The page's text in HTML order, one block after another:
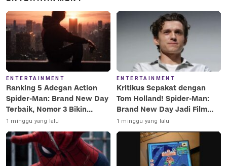
ENTERTAINMENT
Ranking 5 Adegan Action
Spider-Man: Brand New Day
Terbaik, Nomor 3 Bikin
Terkesima!
1 minggu yang lalu
ENTERTAINMENT
Kritikus Sepakat dengan
Tom Holland! Spider-Man:
Brand New Day Jadi Film
Terbaik Era MCU
1 minggu yang lalu